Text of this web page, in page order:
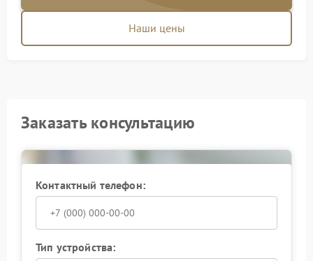
Наши цены
Заказать консультацию
Контактный телефон:
Тип устройства: